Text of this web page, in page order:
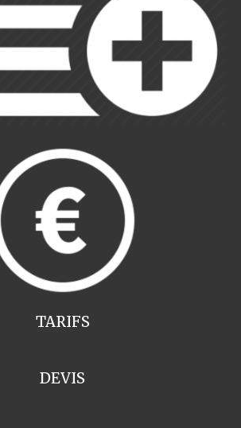
TARIFS
DEVIS